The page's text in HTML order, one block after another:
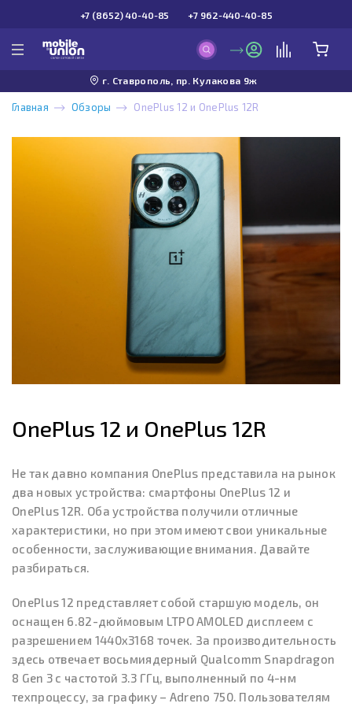
+7 (8652) 40-40-85 +7 962-440-40-85
г. Ставрополь, пр. Кулакова 9ж
Главная Обзоры OnePlus 12 и OnePlus 12R
OnePlus 12 и OnePlus 12R
Не так давно компания OnePlus представила на рынок
два новых устройства: смартфоны OnePlus 12 и
OnePlus 12R. Оба устройства получили отличные
характеристики, но при этом имеют свои уникальные
особенности, заслуживающие внимания. Давайте
разбираться.
OnePlus 12 представляет собой старшую модель, он
оснащен 6.82-дюймовым LTPO AMOLED дисплеем с
разрешением 1440x3168 точек. За производительность
здесь отвечает восьмиядерный Qualcomm Snapdragon
8 Gen 3 с частотой 3.3 ГГц, выполненный по 4-нм
техпроцессу, за графику – Adreno 750. Пользователям